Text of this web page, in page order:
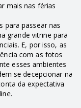
mais nas férias
para passear nas
grande vitrine para
E, por isso, as
com as fotos
esses ambientes
se decepcionar na
da expectativa